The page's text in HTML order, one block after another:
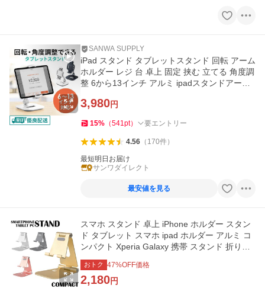
SANWA SUPPLY
iPad スタンド タブレットスタンド 回転 アーム
ホルダー レジ 台 卓上 固定 挟む 立てる 角度調
整 6から13インチ アルミ ipadスタンドアーム
3,980円
15% （541pt） 要エントリー
4.56（ 170件）
最短明日お届け
サンワダイレクト
最安値を見る
スマホ スタンド 卓上 iPhone ホルダー スタン
ド タブレット スマホ ipad ホルダー アルミ コ
ンパクト Xperia Galaxy 携帯 スタンド 折りた
たみ スマートフォン
おトク 47%OFF価格
2,180円